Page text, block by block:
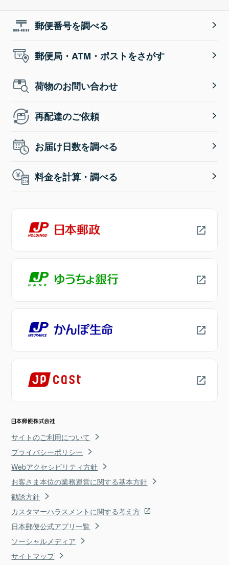
郵便番号を調べる
郵便局・ATM・ポストをさがす
荷物のお問い合わせ
再配達のご依頼
お届け日数を調べる
料金を計算・調べる
サイトのご利用について
プライバシーポリシー
Webアクセシビリティ方針
お客さま本位の業務運営に関する基本方針
勧誘方針
カスタマーハラスメントに関する考え方
日本郵便公式アプリ一覧
ソーシャルメディア
サイトマップ